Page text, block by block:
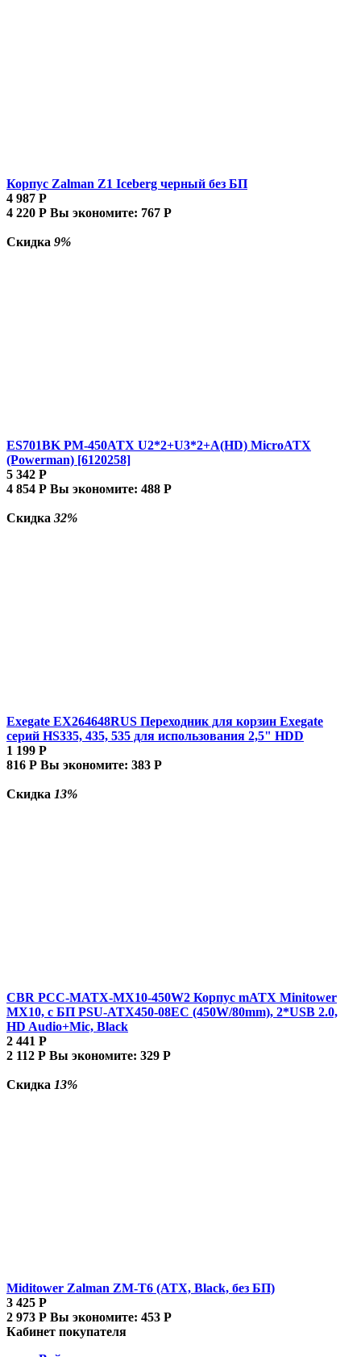
Корпус Zalman Z1 Iceberg черный без БП
4 987 Р
4 220 Р Вы экономите: 767 Р
Скидка 9%
ES701BK PM-450ATX U2*2+U3*2+A(HD) MicroATX
(Powerman) [6120258]
5 342 Р
4 854 Р Вы экономите: 488 Р
Скидка 32%
Exegate EX264648RUS Переходник для корзин Exegate
серий HS335, 435, 535 для использования 2,5" HDD
1 199 Р
816 Р Вы экономите: 383 Р
Скидка 13%
CBR PCC-MATX-MX10-450W2 Корпус mATX Minitower
MX10, c БП PSU-ATX450-08EC (450W/80mm), 2*USB 2.0,
HD Audio+Mic, Black
2 441 Р
2 112 Р Вы экономите: 329 Р
Скидка 13%
Miditower Zalman ZM-T6 (ATX, Black, без БП)
3 425 Р
2 973 Р Вы экономите: 453 Р
Кабинет покупателя